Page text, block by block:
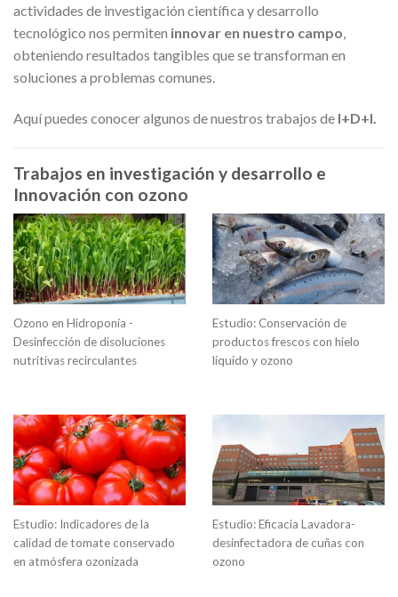
actividades de investigación científica y desarrollo
tecnológico nos permiten innovar en nuestro campo,
obteniendo resultados tangibles que se transforman en
soluciones a problemas comunes.
Aquí puedes conocer algunos de nuestros trabajos de I+D+I.
Trabajos en investigación y desarrollo e
Innovación con ozono
Ozono en Hidroponía -
Desinfección de disoluciones
nutritivas recirculantes
Estudio: Conservación de
productos frescos con hielo
líquido y ozono
Estudio: Indicadores de la
calidad de tomate conservado
en atmósfera ozonizada
Estudio: Eficacia Lavadora-
desinfectadora de cuñas con
ozono